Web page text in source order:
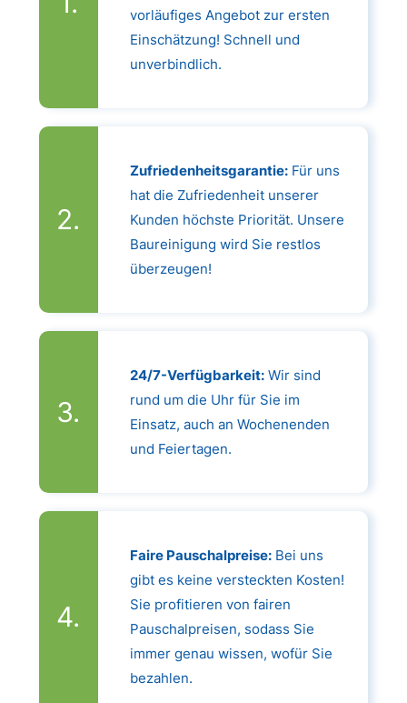
vorläufiges Angebot zur ersten
Einschätzung! Schnell und
unverbindlich.
Zufriedenheitsgarantie:Für uns
hat die Zufriedenheit unserer
Kunden höchste Priorität. Unsere
Baureinigung wird Sie restlos
überzeugen!
24/7-Verfügbarkeit:Wir sind
rund um die Uhr für Sie im
Einsatz, auch an Wochenenden
und Feiertagen.
Faire Pauschalpreise:Bei uns
gibt es keine versteckten Kosten!
Sie profitieren von fairen
Pauschalpreisen, sodass Sie
immer genau wissen, wofür Sie
bezahlen.